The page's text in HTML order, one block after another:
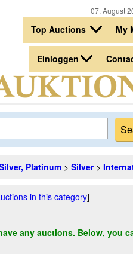
07. August
Top Auctions My
Einloggen
Platinum > Silver>
in this category]
any auctions. Below, you